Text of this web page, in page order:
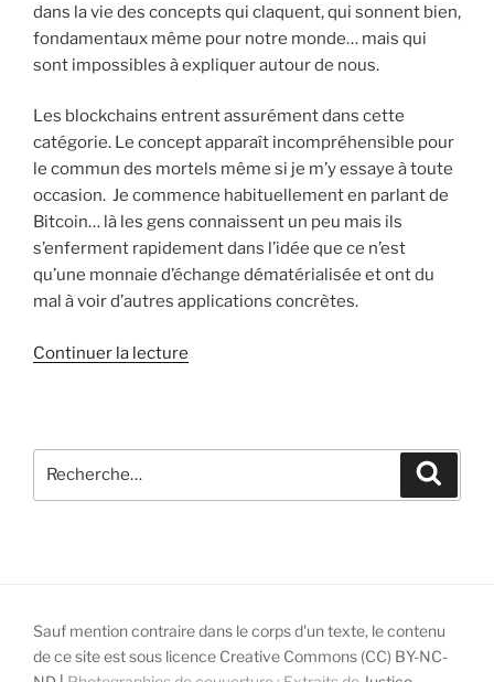
dans la vie des concepts qui claquent, qui sonnent bien,
fondamentaux même pour notre monde… mais qui
sont impossibles à expliquer autour de nous.
Les blockchains entrent assurément dans cette
catégorie. Le concept apparaît incompréhensible pour
le commun des mortels même si je m’y essaye à toute
occasion. Je commence habituellement en parlant de
Bitcoin… là les gens connaissent un peu mais ils
s’enferment rapidement dans l’idée que ce n’est
qu’une monnaie d’échange dématérialisée et ont du
mal à voir d’autres applications concrètes.
Continuer la lecture
pour
Sauf mention contraire dans le corps d'un texte, le contenu
de ce site est sous licence Creative Commons (CC) BY-NC-